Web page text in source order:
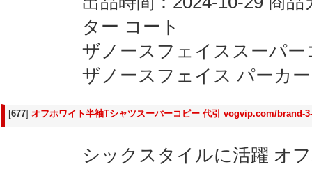
ター コート
ザノースフェイススーパー
ザノースフェイス パーカ
[677] オフホワイト半袖Tシャツスーパーコピー 代引 vogvip.com/brand-
シックスタイルに活躍 オ